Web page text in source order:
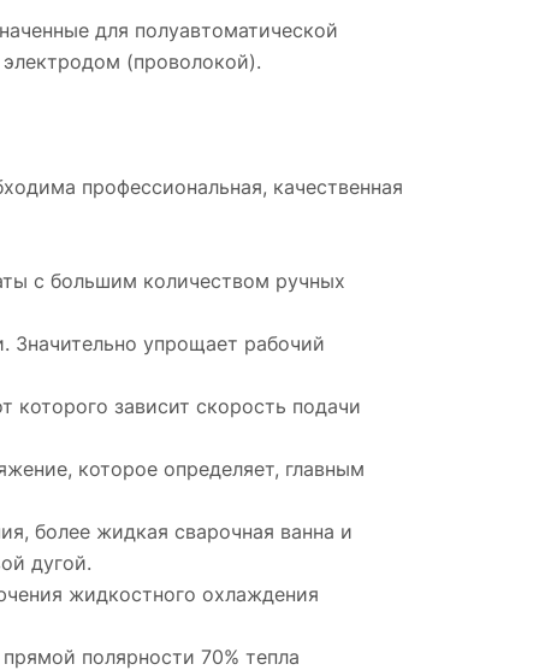
для полуавтоматической
(проволокой).
профессиональная, качественная
с большим количеством ручных
Значительно упрощает рабочий
которого зависит скорость подачи
которое определяет, главным
более жидкая сварочная ванна и
дугой.
жидкостного охлаждения
полярности 70% тепла